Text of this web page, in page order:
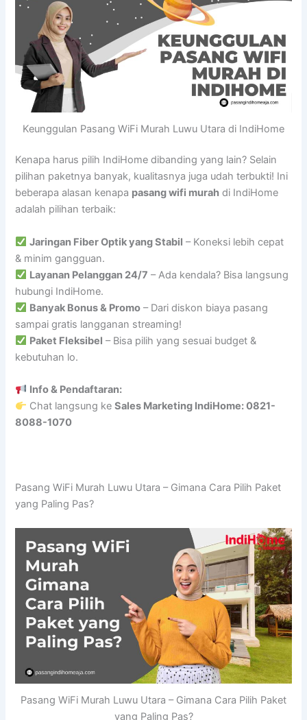
Keunggulan Pasang WiFi Murah Luwu Utara di IndiHome
Kenapa harus pilih IndiHome dibanding yang lain? Selain
pilihan paketnya banyak, kualitasnya juga udah terbukti! Ini
beberapa alasan kenapa pasang wifi murah di IndiHome
adalah pilihan terbaik:
Jaringan Fiber Optik yang Stabil – Koneksi lebih cepat
& minim gangguan.
Layanan Pelanggan 24/7 – Ada kendala? Bisa langsung
hubungi IndiHome.
Banyak Bonus & Promo – Dari diskon biaya pasang
sampai gratis langganan streaming!
Paket Fleksibel – Bisa pilih yang sesuai budget &
kebutuhan lo.
Info & Pendaftaran:
Chat langsung keSales Marketing IndiHome: 0821-
8088-1070
Pasang WiFi Murah Luwu Utara – Gimana Cara Pilih Paket
yang Paling Pas?
Pasang WiFi Murah Luwu Utara – Gimana Cara Pilih Paket
yang Paling Pas?